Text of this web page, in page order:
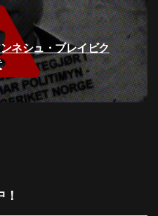
ネシュ・ブレイビク